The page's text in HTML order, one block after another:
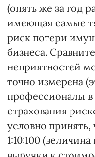
(опять же за год
имеющая самые
риск потери
бизнеса.
неприятностей
точно измерена
профессионалы в
страхования
условно
1:10:100